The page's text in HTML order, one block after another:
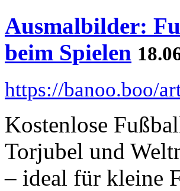
Ausmalbilder:
beim Spielen
https://banoo.boo/
Kostenlose
Torjubel und
– ideal für kleine